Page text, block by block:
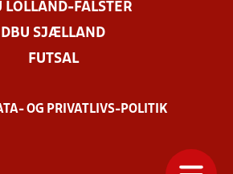
LOLLAND-FALSTER
DBU SJÆLLAND
FUTSAL
OG PRIVATLIVS-POLITIK